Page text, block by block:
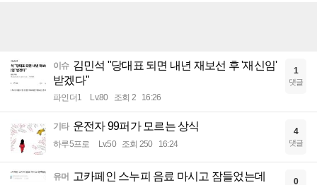
이슈 김민석 "당대표 되면 내년 재보선 후 '재신임'
받겠다"
파인더1 Lv.80 조회 2 16:26
1
댓글
기타 운전자 99퍼가 모르는 상식
하루5프로 Lv.50 조회 250 16:24
4
댓글
유머 고카페인 스누피 음료 마시고 잠들었는데 0